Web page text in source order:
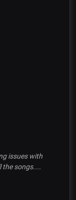
issues with
the songs....